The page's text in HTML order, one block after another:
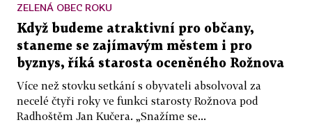
ZELENÁ OBEC ROKU
Když budeme atraktivní pro občany,
staneme se zajímavým městem i pro
byznys, říká starosta oceněného Rožnova
Více než stovku setkání s obyvateli absolvoval za
necelé čtyři roky ve funkci starosty Rožnova pod
Radhoštěm Jan Kučera. „Snažíme se...